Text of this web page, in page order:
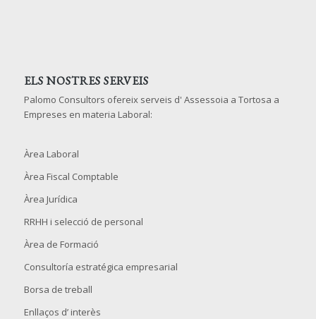
ELS NOSTRES SERVEIS
Palomo Consultors ofereix serveis d' Assessoia a Tortosa a
Empreses en materia Laboral:
Àrea Laboral
Àrea Fiscal Comptable
Àrea Jurídica
RRHH i selecció de personal
Àrea de Formació
Consultoría estratégica empresarial
Borsa de treball
Enllaços d’ interès